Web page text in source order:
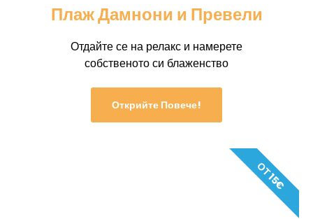
Плаж Дамнони и Превели
Отдайте се на релакс и намерете
собственото си блаженство
Открийте Повече!
ОТ 15€